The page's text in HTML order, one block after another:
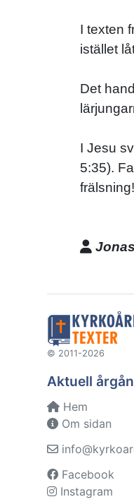
I texten
istället
Det
I Jesu
5:35).
frälsning!
© 2011-2026
Aktuell
Hem
Om sidan
Facebook
Instagram